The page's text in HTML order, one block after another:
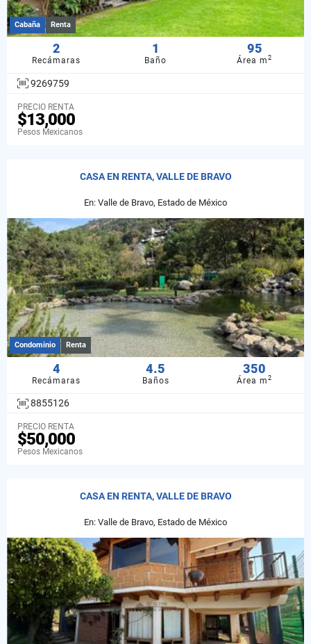
Cabaña Renta
2
Recámaras
1
Baño
95
Área m2
9269759
PRECIO RENTA
$13,000
Pesos Mexicanos
CASA EN RENTA, VALLE DE BRAVO
En: Valle de Bravo, Estado de México
Condominio Renta
4
Recámaras
4.5
Baños
350
Área m2
8855126
PRECIO RENTA
$50,000
Pesos Mexicanos
CASA EN RENTA, VALLE DE BRAVO
En: Valle de Bravo, Estado de México